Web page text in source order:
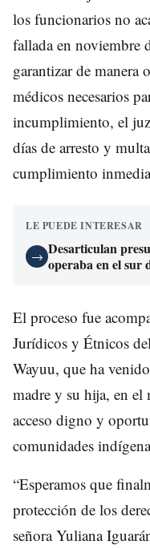
los funcionarios no
fallada en noviembre
garantizar de manera
médicos necesarios
incumplimiento, el
días de arresto y
cumplimiento
LE PUEDE INTERESAR
→ Desarticulan
operaba en el sur
El proceso fue
Jurídicos y Étnicos
Wayuu, que ha
madre y su hija, en el
acceso digno y
comunidades
“Esperamos que
protección de los
señora Yuliana